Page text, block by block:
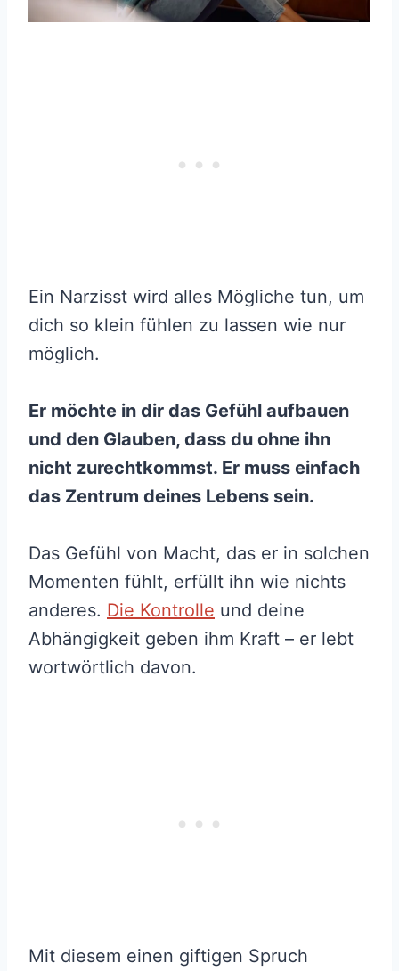
Ein Narzisst wird alles Mögliche tun, um
dich so klein fühlen zu lassen wie nur
möglich.
Er möchte in dir das Gefühl aufbauen
und den Glauben, dass du ohne ihn
nicht zurechtkommst. Er muss einfach
das Zentrum deines Lebens sein.
Das Gefühl von Macht, das er in solchen
Momenten fühlt, erfüllt ihn wie nichts
anderes. Die Kontrolle und deine
Abhängigkeit geben ihm Kraft – er lebt
wortwörtlich davon.
Mit diesem einen giftigen Spruch